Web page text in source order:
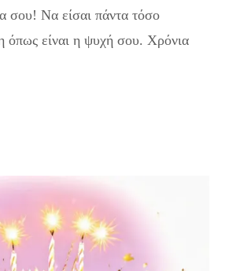
σου! Να είσαι πάντα τόσο
όπως είναι η ψυχή σου. Χρόνια